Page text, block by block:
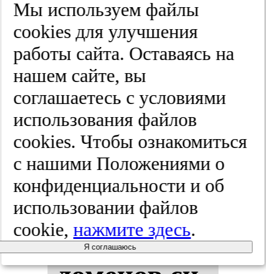
ной ве­ны.
Фле­бо­ло­гия.
2025;(3):164-178
Вли­яние
воз­рас­та и
по­ла на
зна­че­ния
Мы используем файлы
cооkies для улучшения
работы сайта. Оставаясь на
нашем сайте, вы
соглашаетесь с условиями
использования файлов
cооkies. Чтобы ознакомиться
с нашими Положениями о
конфиденциальности и об
использовании файлов
cookie,нажмите здесь.
Я соглашаюсь